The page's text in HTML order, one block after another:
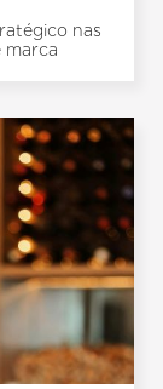
nas
marca